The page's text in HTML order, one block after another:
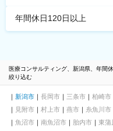
年間休日120日以上
医療コンサルティング、新潟県、年間
絞り込む
新潟市 長岡市 三条市 柏崎市
見附市
村上市 燕市 糸魚川市
魚沼市
南魚沼市 胎内市 東蒲